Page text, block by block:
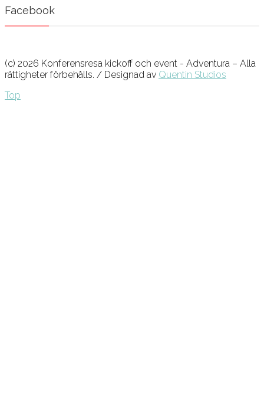
Facebook
(c) 2026 Konferensresa kickoff och event - Adventura – Alla
rättigheter förbehålls. / Designad av Quentin Studios
Top